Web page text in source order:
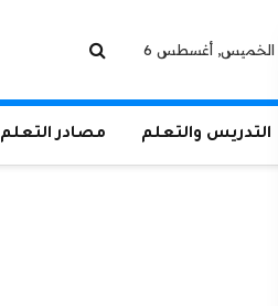
الخميس, أغسطس 6
التدريس والتعلم مصادر التعلم